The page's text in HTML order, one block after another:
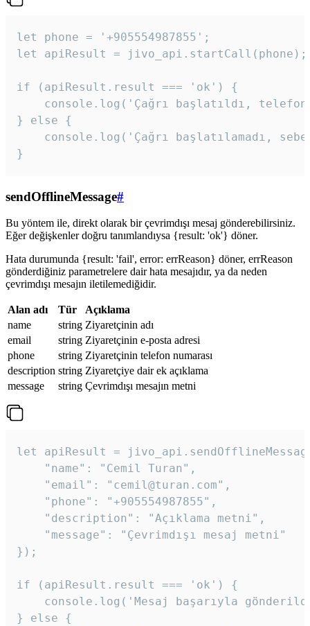
let phone = '+905554987855';
let apiResult = jivo_api.startCall(phone);
if (apiResult.result === 'ok') {
console.log('Çağrı başlatıldı,
} else {
console.log('Çağrı başlatılamadı,
}
sendOfflineMessage#
Bu yöntem ile, direkt olarak bir çevrimdışı mesaj gönderebilirsiniz.
Eğer değişkenler doğru tanımlandıysa {result: 'ok'} döner.
Hata durumunda {result: 'fail', error: errReason} döner, errReason
gönderdiğiniz parametrelere dair hata mesajıdır, ya da neden
çevrimdışı mesajın iletilemediğidir.
Alan adı Tür
Açıklama
name
string Ziyaretçinin adı
email
string Ziyaretçinin e-posta adresi
phone
string Ziyaretçinin telefon numarası
description string Ziyaretçiye dair ek açıklama
message
string Çevrimdışı mesajın metni
let apiResult =
    "name": "Cemil Turan",
    "email": "cemil@turan.com",
    "phone": "+905554987855",
    "description": "Açıklama metni",
    "message": "Çevrimdışı mesaj metni"
});
if (apiResult.result === 'ok') {
console.log('Mesaj başarıyla
} else {